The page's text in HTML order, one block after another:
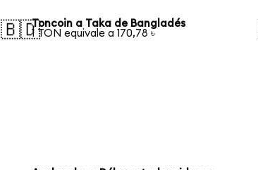
🇧🇩Toncoin a Taka de Bangladés
1 TON equivale a 170,78 ৳